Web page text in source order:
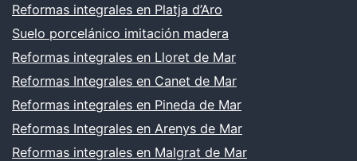
Reformas integrales en Platja d’Aro
Suelo porcelánico imitación madera
Reformas integrales en Lloret de Mar
Reformas Integrales en Canet de Mar
Reformas integrales en Pineda de Mar
Reformas Integrales en Arenys de Mar
Reformas integrales en Malgrat de Mar